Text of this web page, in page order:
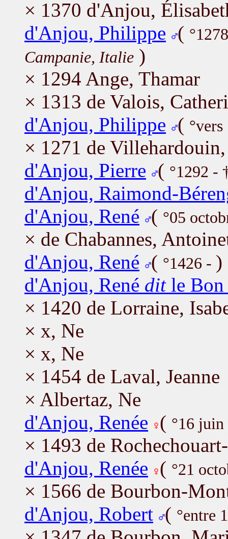
× 1370 d'Anjou,
d'Anjou, Philippe (
Campanie, Italie )
× 1294 Ange, Thamar
× 1313 de Valois,
d'Anjou, Philippe (
× 1271 de
d'Anjou, Pierre ( °1292 -
d'Anjou, Raimond-
d'Anjou, René ( °05
× de Chabannes,
d'Anjou, René ( °1426 - )
d'Anjou, René ditle
× 1420 de Lorraine,
× x, Ne
× x, Ne
× 1454 de Laval, Jeanne
× Albertaz, Ne
d'Anjou, Renée ( °16
× 1493 de
d'Anjou, Renée ( °21
× 1566 de Bourbon-
d'Anjou, Robert ( °entre